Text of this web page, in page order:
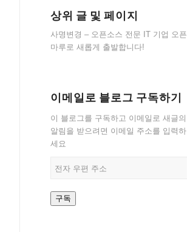
상위 글 및 페이지
사명변경 – 오픈소스 전문 IT 기업 오픈
마루로 새롭게 출발합니다!
이메일로 블로그 구독하기
이 블로그를 구독하고 이메일로 새글의
알림을 받으려면 이메일 주소를 입력하
세요
자
편구독